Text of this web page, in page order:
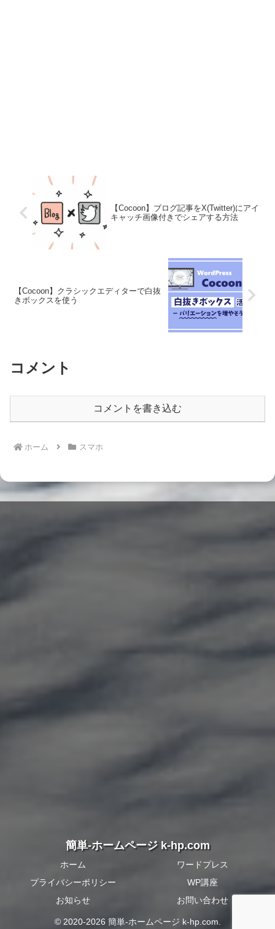
【Cocoon】ブログ記事をX(Twitter)にアイ
キャッチ画像付きでシェアする方法
【Cocoon】クラシックエディターで白抜
きボックスを使う
コメント
コメントを書き込む
ホーム スマホ
簡単-ホームページ k-hp.com
ホーム
ワードプレス
プライバシーポリシー
WP講座
お知らせ
お問い合わせ
© 2020-2026 簡単-ホームページ k-hp.com.